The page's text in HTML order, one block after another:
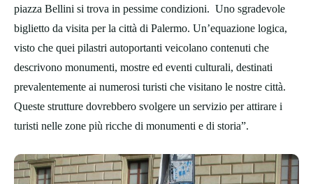
piazza Bellini si trova in pessime condizioni. Uno sgradevole
biglietto da visita per la città di Palermo. Un’equazione logica,
visto che quei pilastri autoportanti veicolano contenuti che
descrivono monumenti, mostre ed eventi culturali, destinati
prevalentemente ai numerosi turisti che visitano le nostre città.
Queste strutture dovrebbero svolgere un servizio per attirare i
turisti nelle zone più ricche di monumenti e di storia”.